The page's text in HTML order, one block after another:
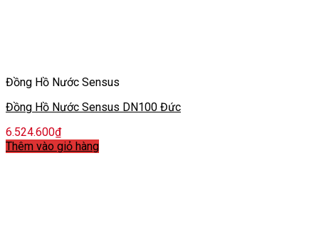
Đồng Hồ Nước Sensus
Đồng Hồ Nước Sensus DN100 Đức
6.524.600₫
Thêm vào giỏ hàng